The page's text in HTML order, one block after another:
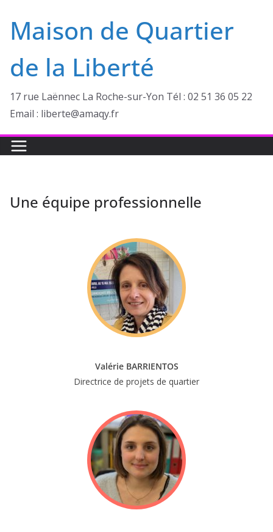
contenu
Maison de Quartier
de la Liberté
17 rue Laënnec La Roche-sur-Yon Tél : 02 51 36 05 22
Email : liberte@amaqy.fr
Une équipe professionnelle
Valérie BARRIENTOS
Directrice de projets de quartier